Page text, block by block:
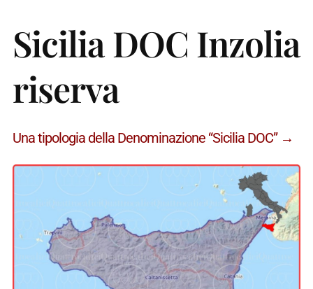
Sicilia DOC Inzolia
riserva
Una tipologia della Denominazione “Sicilia DOC” →